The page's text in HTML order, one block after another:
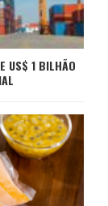
US$ 1 BILHÃO